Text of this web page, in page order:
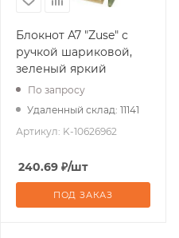
Блокнот А7 "Zuse" с
ручкой шариковой,
зеленый яркий
По запросу
Удаленный склад: 11141
Артикул: K-10626962
240.69 ₽/шт
ПОД ЗАКАЗ